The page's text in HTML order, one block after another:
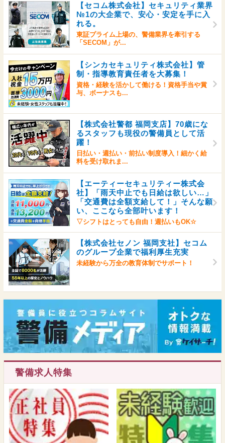
【セコム株式会社】セキュリティ業界
№1の大企業で、安心・安定を手に入
れる。
東証プライム上場の、警備業界を牽引する
「SECOM」が...
【シンカセキュリティ株式会社】管
制・指導教育責任者を大募集！
資格・経験を活かして働ける！資格手当や賞
与、ボーナスも...
【株式会社警都 福岡支店】70歳にな
るスタッフも現役の警備員として活
躍！
日払い・週払い・前払い制度導入！細かく給
料を受け取れま...
【エーティーセキュリティー株式会
社】「雨天中止でも日給は欲しい…」
「交通費は全額支給して！」そんな願
い、ここなら全部叶います！
▽シフトはとっても自由！週払いもOK☆
【株式会社セノン 福岡支社】セコム
のグループ企業で福利厚生充実
未経験から万全の教育体制でサポート！
警備求人特集